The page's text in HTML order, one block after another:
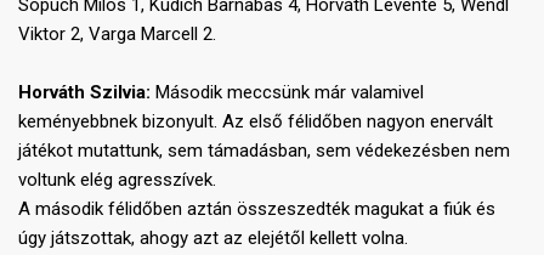
Sopuch Milos 1, Kudich Barnabas 4, Horváth Levente 5, Wendl
Viktor 2, Varga Marcell 2.
Horváth Szilvia: Második meccsünk már valamivel
keményebbnek bizonyult. Az első félidőben nagyon enervált
játékot mutattunk, sem támadásban, sem védekezésben nem
voltunk elég agresszívek.
A második félidőben aztán összeszedték magukat a fiúk és
úgy játszottak, ahogy azt az elejétől kellett volna.